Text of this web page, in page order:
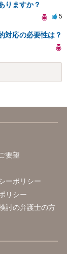
りますか？
5
対応の必要性は？
要望
ーポリシー
リシー
討の弁護士の方